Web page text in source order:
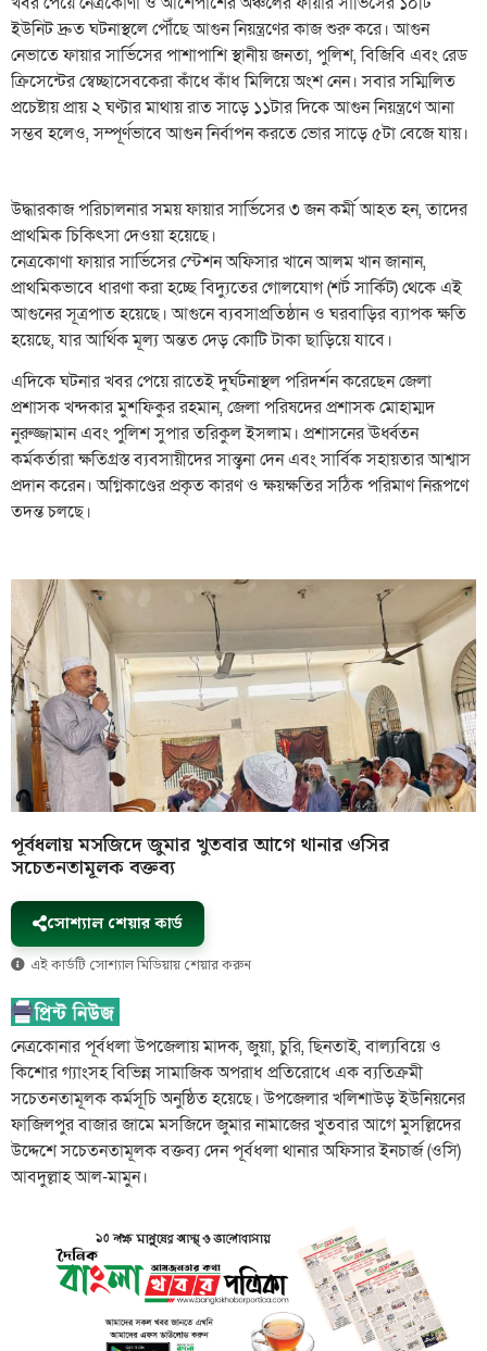
ইউনিট দ্রুত ঘটনাস্থলে পৌঁছে আগুন নিয়ন্ত্রণের কাজ শুরু করে। আগুন
নেভাতে ফায়ার সার্ভিসের পাশাপাশি স্থানীয় জনতা, পুলিশ, বিজিবি এবং রেড
ক্রিসেন্টের স্বেচ্ছাসেবকেরা কাঁধে কাঁধ মিলিয়ে অংশ নেন। সবার সম্মিলিত
প্রচেষ্টায় প্রায় ২ ঘণ্টার মাথায় রাত সাড়ে ১১টার দিকে আগুন নিয়ন্ত্রণে আনা
সম্ভব হলেও, সম্পূর্ণভাবে আগুন নির্বাপন করতে ভোর সাড়ে ৫টা বেজে যায়।
উদ্ধারকাজ পরিচালনার সময় ফায়ার সার্ভিসের ৩ জন কর্মী আহত হন, তাদের
প্রাথমিক চিকিৎসা দেওয়া হয়েছে।
​নেত্রকোণা ফায়ার সার্ভিসের স্টেশন অফিসার খানে আলম খান জানান,
প্রাথমিকভাবে ধারণা করা হচ্ছে বিদ্যুতের গোলযোগ (শর্ট সার্কিট) থেকে এই
আগুনের সূত্রপাত হয়েছে। আগুনে ব্যবসাপ্রতিষ্ঠান ও ঘরবাড়ির ব্যাপক ক্ষতি
হয়েছে, যার আর্থিক মূল্য অন্তত দেড় কোটি টাকা ছাড়িয়ে যাবে।
​এদিকে ঘটনার খবর পেয়ে রাতেই দুর্ঘটনাস্থল পরিদর্শন করেছেন জেলা
প্রশাসক খন্দকার মুশফিকুর রহমান, জেলা পরিষদের প্রশাসক মোহাম্মদ
নুরুজ্জামান এবং পুলিশ সুপার তরিকুল ইসলাম। প্রশাসনের ঊর্ধ্বতন
কর্মকর্তারা ক্ষতিগ্রস্ত ব্যবসায়ীদের সান্ত্বনা দেন এবং সার্বিক সহায়তার আশ্বাস
প্রদান করেন। অগ্নিকাণ্ডের প্রকৃত কারণ ও ক্ষয়ক্ষতির সঠিক পরিমাণ নিরূপণে
তদন্ত চলছে।
পূর্বধলায় মসজিদে জুমার খুতবার আগে থানার ওসির
সচেতনতামূলক বক্তব্য
সোশ্যাল শেয়ার কার্ড
এই কার্ডটি সোশ্যাল মিডিয়ায় শেয়ার করুন
নেত্রকোনার পূর্বধলা উপজেলায় মাদক, জুয়া, চুরি, ছিনতাই, বাল্যবিয়ে ও
কিশোর গ্যাংসহ বিভিন্ন সামাজিক অপরাধ প্রতিরোধে এক ব্যতিক্রমী
সচেতনতামূলক কর্মসূচি অনুষ্ঠিত হয়েছে। উপজেলার খলিশাউড় ইউনিয়নের
ফাজিলপুর বাজার জামে মসজিদে জুমার নামাজের খুতবার আগে মুসল্লিদের
উদ্দেশে সচেতনতামূলক বক্তব্য দেন পূর্বধলা থানার অফিসার ইনচার্জ (ওসি)
আবদুল্লাহ আল-মামুন।